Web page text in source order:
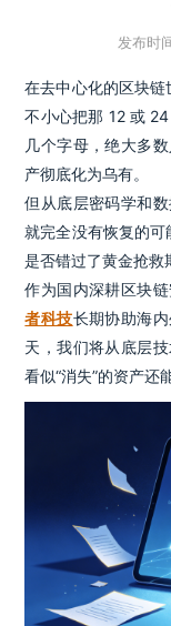
发布时
在去中心化的区块链
不小心把那 12 或
几个字母，绝大多
产彻底化为乌有。
但从底层密码学和
就完全没有恢复的可
是否错过了黄金抢救
作为国内深耕区块
者科技长期协助海
天，我们将从底层
看似“消失”的资产还